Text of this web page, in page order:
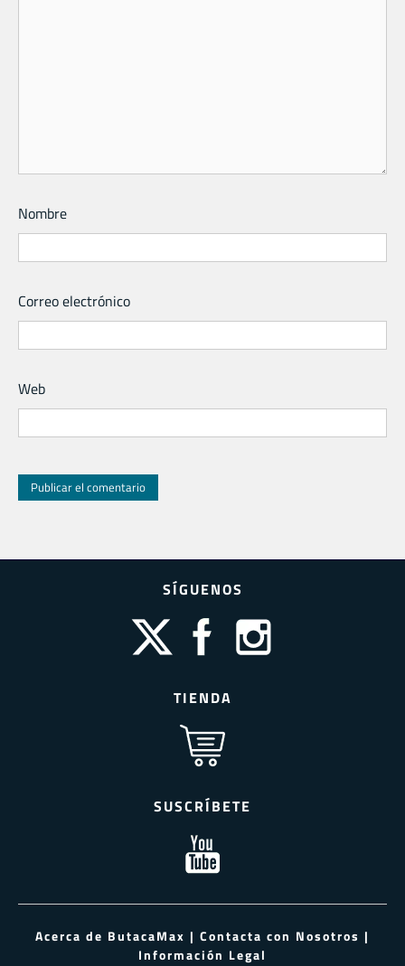
Nombre
Correo electrónico
Web
SÍGUENOS
TIENDA
SUSCRÍBETE
Acerca de ButacaMax | Contacta con Nosotros |
Información Legal